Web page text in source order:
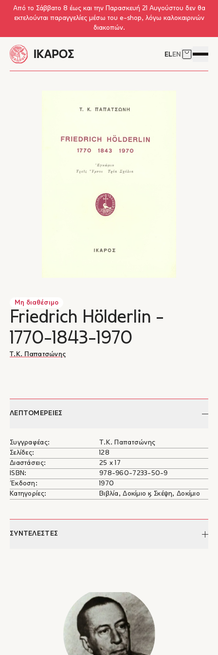
Skip to main content
Από το Σάββατο 8 έως και την Παρασκευή 21 Αυγούστου δεν θα
εκτελούνται παραγγελίες μέσω του e-shop, λόγω καλοκαιρινών
διακοπών.
ELEN Δείτε το
Μη διαθέσιμο
Friedrich Hölderlin -
1770-1843-1970
Τ.Κ. Παπατσώνης
ΛΕΠΤΟΜΕΡΕΙΕΣ
Συγγραφέας:
Τ.Κ. Παπατσώνης
Σελίδες:
128
Διαστάσεις:
25 x 17
ISBN:
978-960-7233-50-9
Έκδοση:
1970
Κατηγορίες:
Βιβλία, Δοκίμιο & Σκέψη, Δοκίμιο
ΣΥΝΤΕΛΕΣΤΕΣ
δημοσίευσε τα πρώτα του ποιήματα στην εφημερίδα
Ακρόπολις. Σπούδασε Νομική και Πολιτικές Επιστήμες στο
Πανεπιστήμιο Αθηνών ως το 1920 και το 1927 παρακολούθησε
μαθήματα οικονομικών επιστημών στο Πανεπιστήμιο της
Γενεύης. Από το 1914 και για σαράντα χρόνια εργάστηκε στο
Υπουργείο Οικονομικών φτάνοντας ως τη θέση του Γενικού
Γραμματέα. Το 1928 έμεινε για μήνες στο Άγιο Όρος. Το 1932